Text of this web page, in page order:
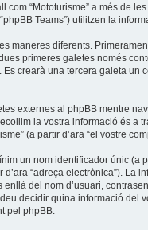
“Mototurisme” a més de les
Teams”) utilitzen la
maneres diferents.
primeres galetes només
crearà una tercera galeta un
externes al phpBB mentre
la vostra informació és a
(a partir d’ara “el vostre
un nom identificador únic (a
“adreça electrònica”). La
del nom d’usuari,
decidir quina informació del
pel phpBB.